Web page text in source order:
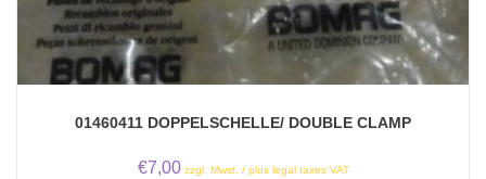
01460411 DOPPELSCHELLE/ DOUBLE CLAMP
€7,00 zzgl. Mwst. / plus legal taxes VAT